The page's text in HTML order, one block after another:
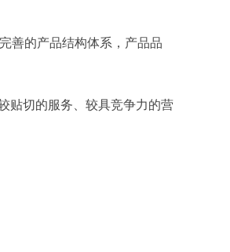
善的产品结构体系，产品品
贴切的服务、较具竞争力的营